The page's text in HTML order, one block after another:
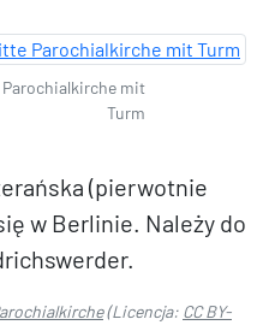
mit
Turm
(pierwotnie
w Berlinie. Należy do
(Licencja: CC BY-